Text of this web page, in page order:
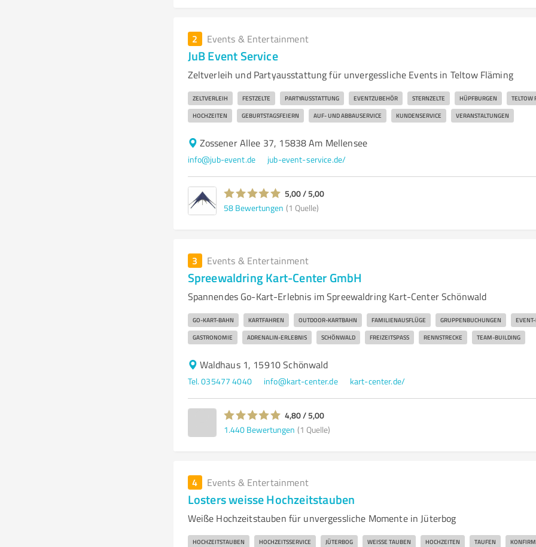
2 Events & Entertainment
JuB Event Service
Zeltverleih und Partyausstattung für unvergessliche Events in Teltow Fläming
ZELTVERLEIH FESTZELTE PARTYAUSSTATTUNG EVENTZUBEHÖR STERNZELTE HÜPFBURGEN TELTOW
HOCHZEITEN GEBURTSTAGSFEIERN AUF- UND ABBAUSERVICE KUNDENSERVICE VERANSTALTUNGEN
Zossener Allee 37, 15838 Am Mellensee
info@jub-event.de jub-event-service.de/
5,00 / 5,00
58 Bewertungen (1 Quelle)
3 Events & Entertainment
Spreewaldring Kart-Center GmbH
Spannendes Go-Kart-Erlebnis im Spreewaldring Kart-Center Schönwald
GO-KART-BAHN KARTFAHREN OUTDOOR-KARTBAHN FAMILIENAUSFLÜGE GRUPPENBUCHUNGEN
GASTRONOMIE ADRENALIN-ERLEBNIS SCHÖNWALD FREIZEITSPASS RENNSTRECKE TEAM-BUILDING
Waldhaus 1, 15910 Schönwald
Tel. 035477 4040 info@kart-center.de kart-center.de/
4,80 / 5,00
1.440 Bewertungen (1 Quelle)
4 Events & Entertainment
Losters weisse Hochzeitstauben
Weiße Hochzeitstauben für unvergessliche Momente in Jüterbog
HOCHZEITSTAUBEN HOCHZEITSSERVICE JÜTERBOG WEISSE TAUBEN HOCHZEITEN TAUFEN